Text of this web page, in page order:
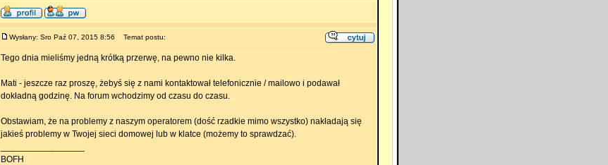
Wysłany: Sro Paź 07, 2015 8:56 Temat postu:
Tego dnia mieliśmy jedną krótką przerwę, na pewno nie kilka.
Mati - jeszcze raz proszę, żebyś się z nami kontaktował telefonicznie / mailowo i podawał
dokładną godzinę. Na forum wchodzimy od czasu do czasu.
Obstawiam, że na problemy z naszym operatorem (dość rzadkie mimo wszystko) nakładają się
jakieś problemy w Twojej sieci domowej lub w klatce (możemy to sprawdzać).
BOFH